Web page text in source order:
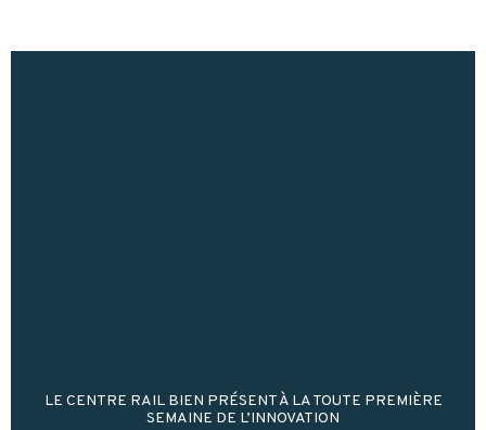
LE CENTRE RAIL BIEN PRÉSENT À LA TOUTE PREMIÈRE
SEMAINE DE L’INNOVATION